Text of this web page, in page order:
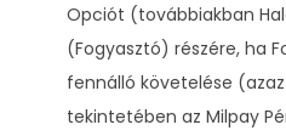
Opciót (továbbiakban
(Fogyasztó) részére, ha
fennálló követelése
tekintetében az Milpay